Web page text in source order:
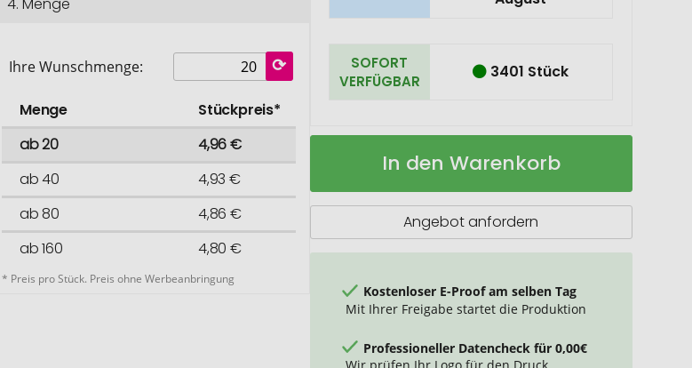
4.Menge
Ihre Wunschmenge:
Menge
Stückpreis*
ab 20
4,96 €
ab 40
4,93 €
ab 80
4,86 €
ab 160
4,80 €
* Preis pro Stück. Preis ohne Werbeanbringung
SOFORT
VERFÜGBAR
3401 Stück
FLORENCE
Doppelwandige
500
Auf
In den Warenkorb
Angebot anfordern
Kostenloser E-Proof am selben Tag
Mit Ihrer Freigabe startet die Produktion
Professioneller Datencheck für 0,00€